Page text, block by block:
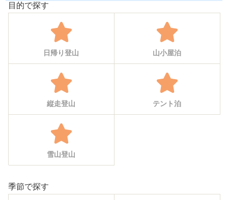
目的で探す
日帰り登山 山小屋泊
縦走登山 テント泊
雪山登山
季節で探す